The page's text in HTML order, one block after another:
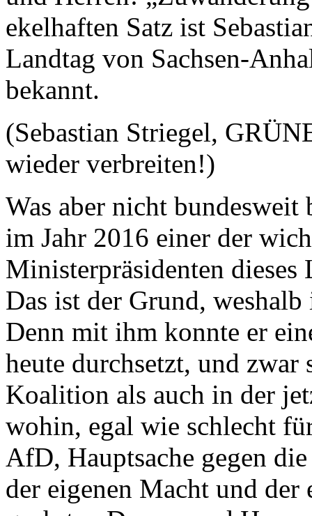
ekelhaften Satz ist
Landtag von Sachsen-
bekannt.
(Sebastian Striegel,
wieder verbreiten!)
Was aber nicht bundesweit
im Jahr 2016 einer der
Ministerpräsidenten dieses
Das ist der Grund,
Denn mit ihm konnte er
heute durchsetzt, und
Koalition als auch in der
wohin, egal wie schlecht
AfD, Hauptsache gegen
der eigenen Macht und der